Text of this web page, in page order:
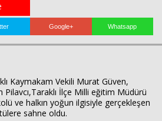
Google+ Whatsapp
Kaymakam Vekili Murat Güven,
Pilavcı,Taraklı İlçe Milli eğitim Müdürü
ve halkın yoğun ilgisiyle gerçekleşen
sahne oldu.